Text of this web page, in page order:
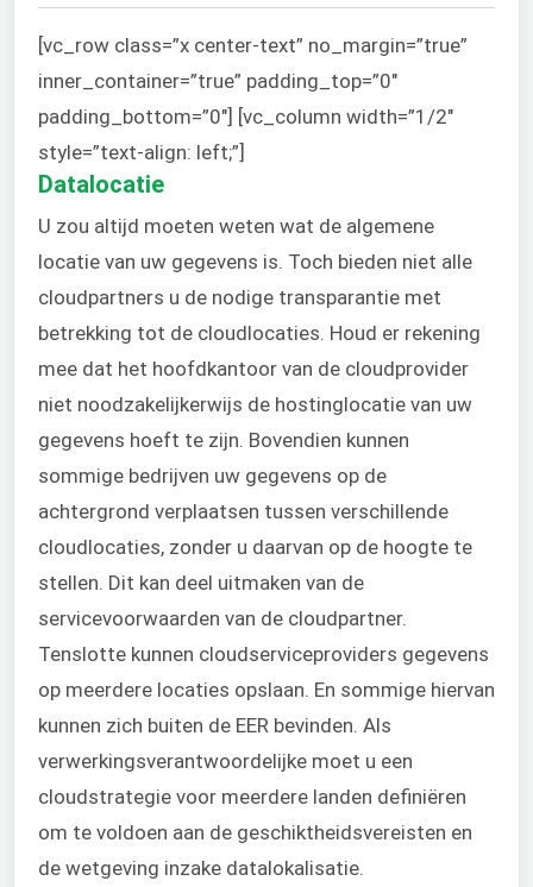
[vc_row class=”x center-text” no_margin=”true”
inner_container=”true” padding_top=”0″
padding_bottom=”0″] [vc_column width=”1/2″
style=”text-align: left;”]
Datalocatie
U zou altijd moeten weten wat de algemene
locatie van uw gegevens is. Toch bieden niet alle
cloudpartners u de nodige transparantie met
betrekking tot de cloudlocaties. Houd er rekening
mee dat het hoofdkantoor van de cloudprovider
niet noodzakelijkerwijs de hostinglocatie van uw
gegevens hoeft te zijn. Bovendien kunnen
sommige bedrijven uw gegevens op de
achtergrond verplaatsen tussen verschillende
cloudlocaties, zonder u daarvan op de hoogte te
stellen. Dit kan deel uitmaken van de
servicevoorwaarden van de cloudpartner.
Tenslotte kunnen cloudserviceproviders gegevens
op meerdere locaties opslaan. En sommige hiervan
kunnen zich buiten de EER bevinden. Als
verwerkingsverantwoordelijke moet u een
cloudstrategie voor meerdere landen definiëren
om te voldoen aan de geschiktheidsvereisten en
de wetgeving inzake datalokalisatie.